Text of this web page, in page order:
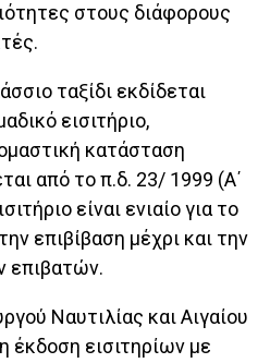
στους διάφορους
ταξίδι εκδίδεται
εισιτήριο,
κατάσταση
από το π.δ. 23/ 1999 (Α΄
είναι ενιαίο για το
επιβίβαση μέχρι και την
επιβατών.
Ναυτιλίας και Αιγαίου
έκδοση εισιτηρίων με